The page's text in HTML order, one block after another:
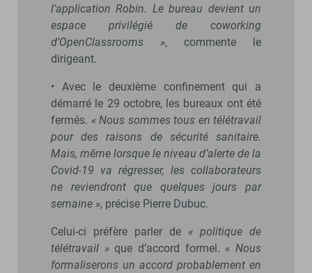
l’application Robin. Le bureau devient un
espace privilégié de coworking
d’OpenClassrooms », commente le
dirigeant.
• Avec le deuxième confinement qui a
démarré le 29 octobre, les bureaux ont été
fermés. « Nous sommes tous en télétravail
pour des raisons de sécurité sanitaire.
Mais, même lorsque le niveau d’alerte de la
Covid-19 va régresser, les collaborateurs
ne reviendront que quelques jours par
semaine », précise Pierre Dubuc.
Celui-ci préfère parler de « politique de
télétravail »que d’accord formel. « Nous
formaliserons un accord probablement en